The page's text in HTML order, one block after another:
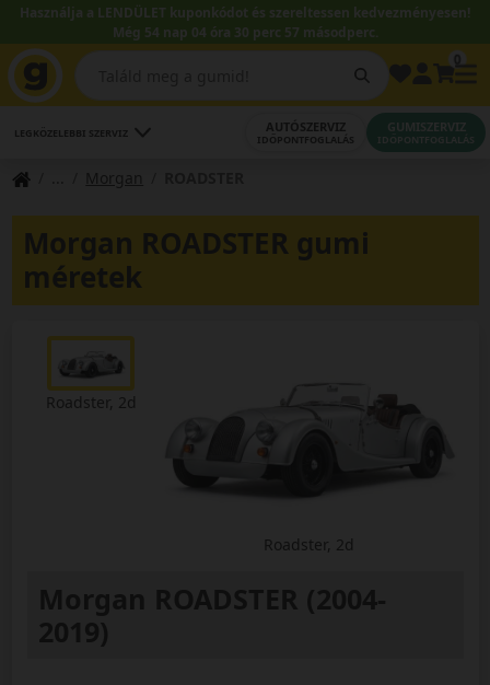
Használja a LENDÜLET kuponkódot és szereltessen kedvezményesen!
Még 54 nap 04 óra 30 perc 57 másodperc.
LEGKÖZELEBBI SZERVIZ AUTÓSZERVIZ
IDŐPONTFOGLALÁS
GUMISZERVIZ
IDŐPONTFOGLALÁS
Morgan
Morgan ROADSTER gumi
méretek
Roadster, 2d
Roadster, 2d